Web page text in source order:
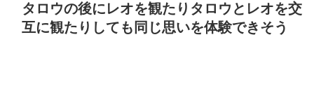
タロウの後にレオを観たりタロウとレオを交
互に観たりしても同じ思いを体験できそう